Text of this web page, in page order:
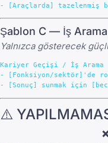
Şablon C — İş
Yalnızca gösterecek
Kariyer Geçişi / İş Arama
- [Fonksiyon/sektör]'de
⚠️